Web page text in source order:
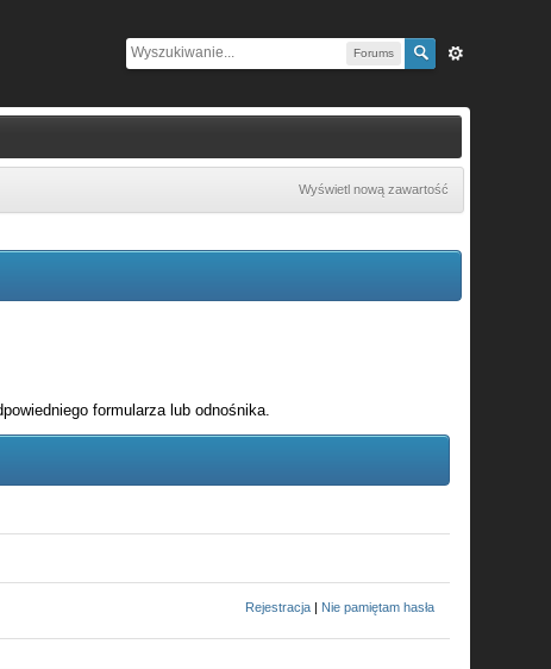
Forums
Wyświetl nową zawartość
formularza lub odnośnika.
Rejestracja | Nie pamiętam hasła